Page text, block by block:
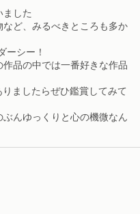
ました
ど、みるべきところも多か
ーシー！
品の中では一番好きな作品
ましたらぜひ鑑賞してみて
んゆっくりと心の機微なん